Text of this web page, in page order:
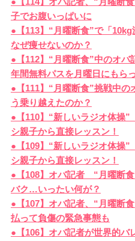
子でお腹いっぱいに
●【113】“月曜断食”で「10kg
なぜ痩せないのか？
●【112】“月曜断食”中のオ
年間無料パスを月曜日にもら
●【111】“月曜断食”挑戦中
う乗り越えたのか？
●【110】“新しいラジオ体操”
シ親子から直接レッスン！
●【109】“新しいラジオ体操”
シ親子から直接レッスン！
●【108】オバ記者 “月曜断
バク…いったい何が？
●【107】オバ記者、“月曜断
払って負傷の緊急事態も
●【106】オバ記者が世界的バ